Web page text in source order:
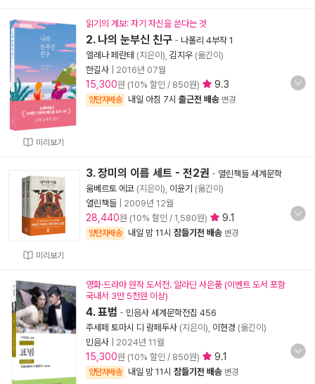
미리보기
읽기의 계보: 자기 자신을 쓴다는 것
2. 나의 눈부신 친구 - 나폴리 4부작 1
엘레나 페란테 (지은이), 김지우 (옮긴이)
한길사
2016년 07월
15,300원 (10% 할인 / 850원) 9.3
양탄자배송 내일 아침 7시 출근전 배송 변경
미리보기
3. 장미의 이름 세트 - 전2권 - 열린책들 세계문학
움베르토 에코 (지은이), 이윤기 (옮긴이)
열린책들
2009년 12월
28,440원 (10% 할인 / 1,580원) 9.1
양탄자배송 내일 밤 11시 잠들기전 배송 변경
영화·드라마 원작 도서전. 알라딘 사은품 (이벤트 도서 포함
국내서 3만 5천원 이상)
4. 표범 - 민음사 세계문학전집 456
주세페 토마시 디 람페두사 (지은이), 이현경 (옮긴이)
민음사
2024년 11월
15,300원 (10% 할인 / 850원) 9.1
양탄자배송 내일 밤 11시 잠들기전 배송 변경